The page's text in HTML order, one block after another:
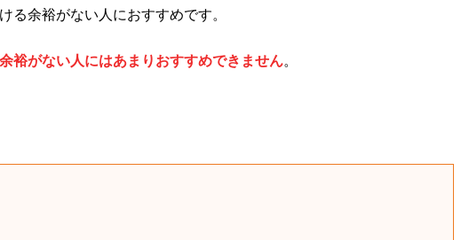
る余裕がない人におすすめです。
裕がない人にはあまりおすすめできません。